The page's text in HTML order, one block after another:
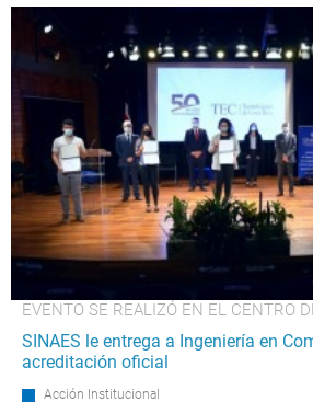
EVENTO SE REALIZÓ EN EL CENTRO
SINAES le entrega a Ingeniería en
acreditación oficial
Acción Institucional